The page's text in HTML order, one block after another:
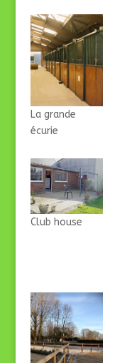
La grande
écurie
Club house